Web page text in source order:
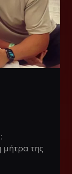
της